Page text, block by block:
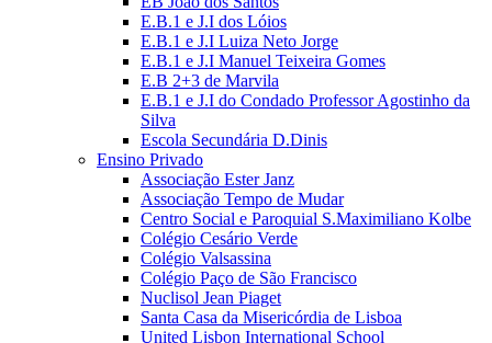
E.B.1 e J.I dos Lóios
E.B.1 e J.I Luiza Neto Jorge
E.B.1 e J.I Manuel Teixeira Gomes
E.B 2+3 de Marvila
E.B.1 e J.I do Condado Professor Agostinho da
Silva
Escola Secundária D.Dinis
Ensino Privado
Associação Ester Janz
Associação Tempo de Mudar
Centro Social e Paroquial S.Maximiliano Kolbe
Colégio Cesário Verde
Colégio Valsassina
Colégio Paço de São Francisco
Nuclisol Jean Piaget
Santa Casa da Misericórdia de Lisboa
United Lisbon International School